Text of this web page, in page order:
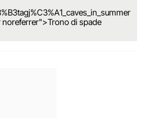
di spade